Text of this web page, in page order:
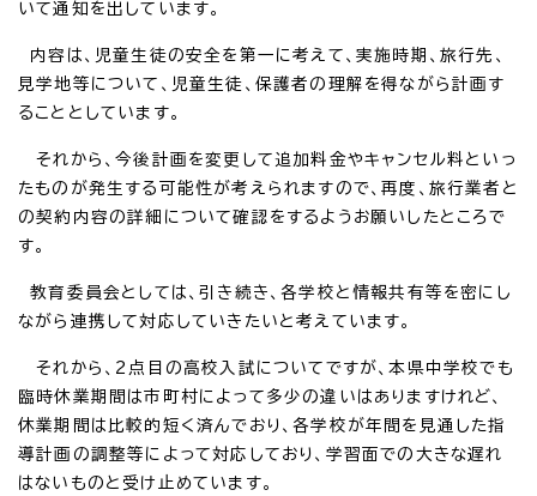
いて通知を出しています。
内容は、児童生徒の安全を第一に考えて、実施時期、旅行先、
見学地等について、児童生徒、保護者の理解を得ながら計画す
ることとしています。
それから、今後計画を変更して追加料金やキャンセル料といっ
たものが発生する可能性が考えられますので、再度、旅行業者と
の契約内容の詳細について確認をするようお願いしたところで
す。
教育委員会としては、引き続き、各学校と情報共有等を密にし
ながら連携して対応していきたいと考えています。
それから、2点目の高校入試についてですが、本県中学校でも
臨時休業期間は市町村によって多少の違いはありますけれど、
休業期間は比較的短く済んでおり、各学校が年間を見通した指
導計画の調整等によって対応しており、学習面での大きな遅れ
はないものと受け止めています。